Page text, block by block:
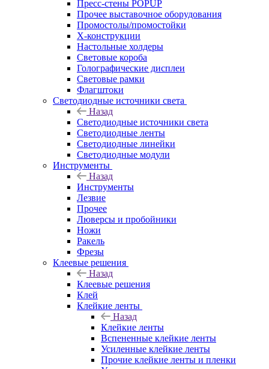
Пресс-стены POPUP
Прочее выставочное оборудования
Промостолы/промостойки
Х-конструкции
Настольные холдеры
Световые короба
Голографические дисплеи
Световые рамки
Флагштоки
Светодиодные источники света
Назад
Светодиодные источники света
Светодиодные ленты
Светодиодные линейки
Светодиодные модули
Инструменты
Назад
Инструменты
Лезвие
Прочее
Люверсы и пробойники
Ножи
Ракель
Фрезы
Клеевые решения
Назад
Клеевые решения
Клей
Клейкие ленты
Назад
Клейкие ленты
Вспененные клейкие ленты
Усиленные клейкие ленты
Прочие клейкие ленты и пленки